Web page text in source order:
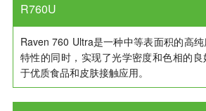
R760U
Raven 760 Ultra是一种中等表面积的高
特性的同时，实现了光学密度和色相的
于优质食品和皮肤接触应用。